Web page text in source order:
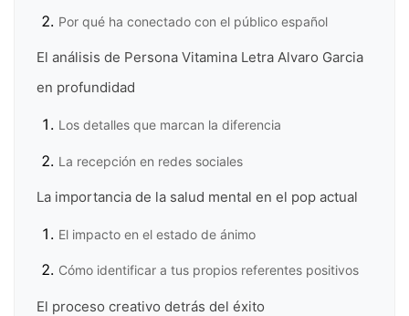
Por qué ha conectado con el público español
El análisis de Persona Vitamina Letra Alvaro Garcia
en profundidad
Los detalles que marcan la diferencia
La recepción en redes sociales
La importancia de la salud mental en el pop actual
El impacto en el estado de ánimo
Cómo identificar a tus propios referentes positivos
El proceso creativo detrás del éxito